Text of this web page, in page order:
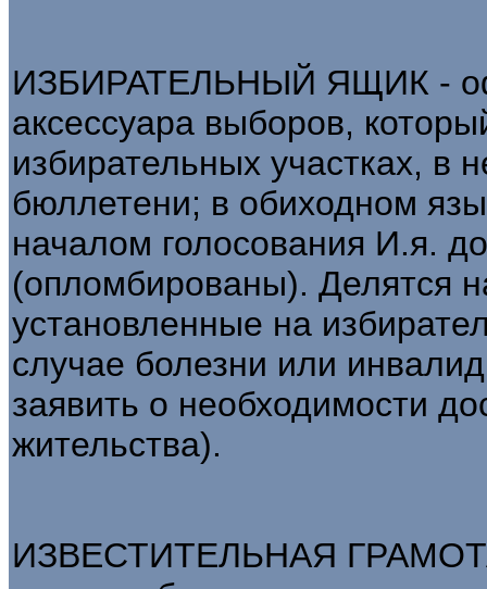
ИЗБИРАТЕЛЬНЫЙ ЯЩИК -
аксессуара выборов,
избирательных участках, в
бюллетени; в обиходном
началом голосования И.я.
(опломбированы). Делятся
установленные на
случае болезни или
заявить о необходимости
жительства).
ИЗВЕСТИТЕЛЬНАЯ ГРАМОТА